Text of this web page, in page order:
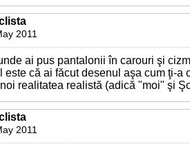
2011
ai pus pantalonii în carouri şi
este că ai făcut desenul aşa cum ţi-a
realitatea realistă (adică "moi" şi
2011